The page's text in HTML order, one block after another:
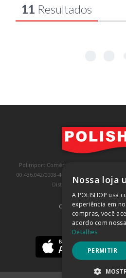
11 Resultados
Polimport Comércio e Exportação LTDA,
00.436.042/0008-46, IE 407.458.707.103,
Distrito Industrial, Jundiaí/
COMPRA 100% SEGURA
BAIXE NOSSO
Nossa loja
A POLISHOP usa
experiência em
compras, você
acordo com
Detalhes
PERMITIR